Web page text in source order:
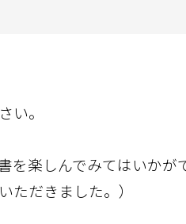
い。
を楽しんでみてはいかが
だきました。）